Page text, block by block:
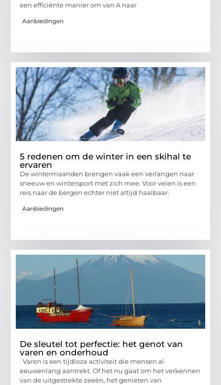
een efficiënte manier om van A naar
Aanbiedingen
5 redenen om de winter in een skihal te
ervaren
De wintermaanden brengen vaak een verlangen naar
sneeuw en wintersport met zich mee. Voor velen is een
reis naar de bergen echter niet altijd haalbaar.
Aanbiedingen
De sleutel tot perfectie: het genot van
varen en onderhoud
Varen is een tijdloze activiteit die mensen al
eeuwenlang aantrekt. Of het nu gaat om het verkennen
van de uitgestrekte zeeën, het genieten van